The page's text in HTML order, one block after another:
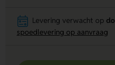
Levering verwacht op
spoedlevering op aanvraag